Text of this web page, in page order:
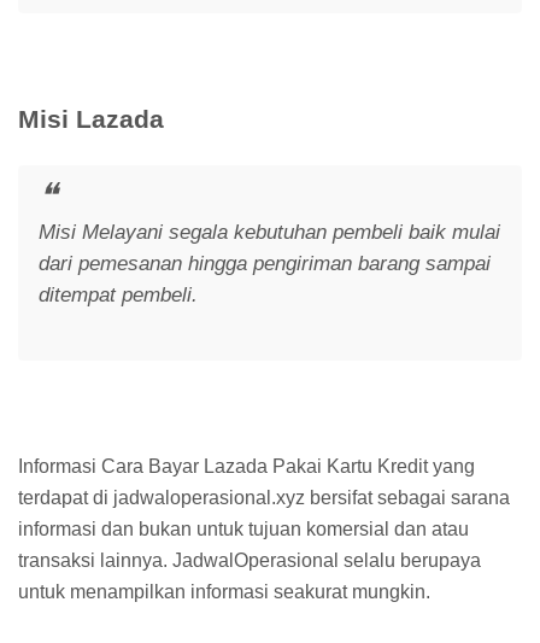
Misi Lazada
Misi Melayani segala kebutuhan pembeli baik mulai
dari pemesanan hingga pengiriman barang sampai
ditempat pembeli.
Informasi Cara Bayar Lazada Pakai Kartu Kredit yang
terdapat di jadwaloperasional.xyz bersifat sebagai sarana
informasi dan bukan untuk tujuan komersial dan atau
transaksi lainnya. JadwalOperasional selalu berupaya
untuk menampilkan informasi seakurat mungkin.